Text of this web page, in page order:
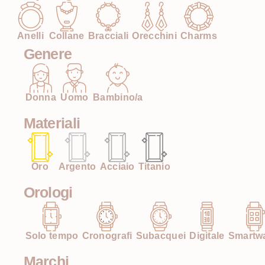
Anelli Collane Bracciali Orecchini Charms
Genere
Donna Uomo Bambino/a
Materiali
Oro Argento Acciaio Titanio
Orologi
Solo tempo Cronografi Subacquei Digitale
Marchi